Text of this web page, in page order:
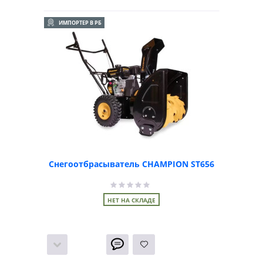
ИМПОРТЕР В РБ
Снегоотбрасыватель CHAMPION ST656
НЕТ НА СКЛАДЕ